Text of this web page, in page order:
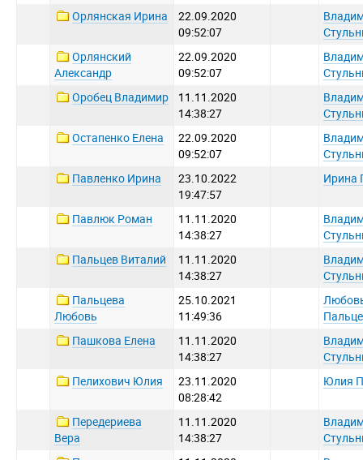
Орлянская Ирина
22.09.2020
09:52:07
Орлянский
Александр
22.09.2020
09:52:07
Оробец Владимир
11.11.2020
14:38:27
Остапенко Елена
22.09.2020
09:52:07
Павленко Ирина
23.10.2022
19:47:57
Ирина
Павлюк Роман
11.11.2020
14:38:27
Пальцев Виталий
11.11.2020
14:38:27
Пальцева
Любовь
25.10.2021
11:49:36
Пашкова Елена
11.11.2020
14:38:27
Пелихович Юлия
23.11.2020
08:28:42
Юлия
Передериева
Вера
11.11.2020
14:38:27